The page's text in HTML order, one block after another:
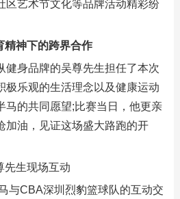
区艺术节文化等品牌活动精彩纷
精神下的跨界合作
健身品牌的吴尊先生担任了本次
极乐观的生活理念以及健康运动
马的共同愿望;比赛当日，他更亲
加油，见证这场盛大路跑的开
先生现场互动
与CBA深圳烈豹篮球队的互动交